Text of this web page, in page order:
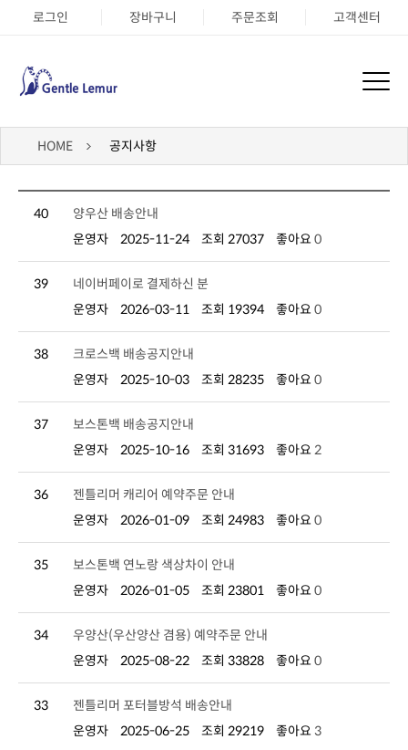
로그인 장바구니 주문조회 고객센터
HOME 공지사항
40
양우산 배송안내
운영자
2025-11-24 조회 27037 좋아요 0
39
네이버페이로 결제하신 분
운영자
2026-03-11 조회 19394 좋아요 0
38
크로스백 배송공지안내
운영자
2025-10-03 조회 28235 좋아요 0
37
보스톤백 배송공지안내
운영자
2025-10-16 조회 31693 좋아요 2
36
젠틀리머 캐리어 예약주문 안내
운영자
2026-01-09 조회 24983 좋아요 0
35
보스톤백 연노랑 색상차이 안내
운영자
2026-01-05 조회 23801 좋아요 0
34
우양산(우산양산 겸용) 예약주문 안내
운영자
2025-08-22 조회 33828 좋아요 0
33
젠틀리머 포터블방석 배송안내
운영자
2025-06-25 조회 29219 좋아요 3